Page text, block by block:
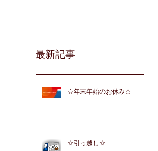
最新記事
☆年末年始のお休み☆
☆引っ越し☆